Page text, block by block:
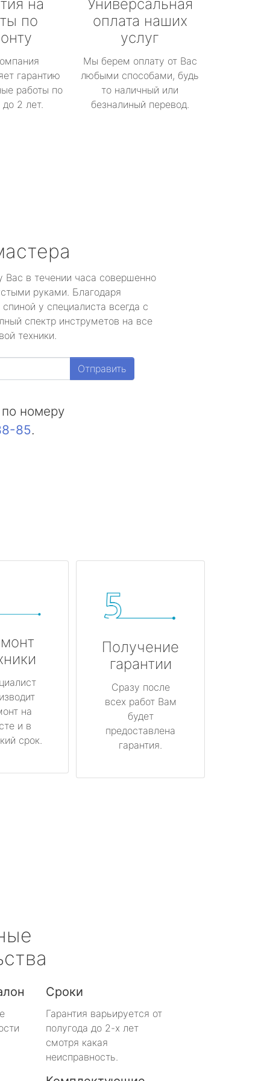
на
по
гарантию
работы по
2 лет.
Универсальная
оплата наших
услуг
Мы берем оплату от Вас
любыми способами, будь
то наличный или
безналиный перевод.
Вас в течении часа совершенно
руками. Благодаря
у специалиста всегда с
спектр инструметов на все
техники.
Отправить
номеру
85.
на
и в
срок.
Получение
гарантии
Сразу после
всех работ Вам
будет
предоставлена
гарантия.
Сроки
Гарантия варьируется от
полугода до 2-х лет
смотря какая
неисправность.